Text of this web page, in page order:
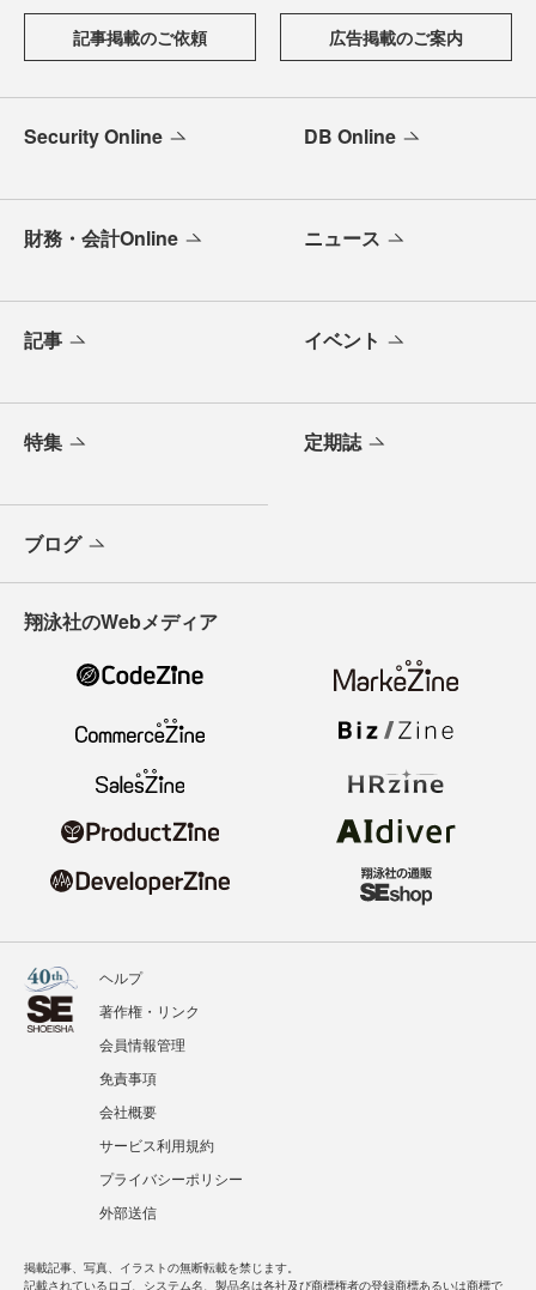
記事掲載のご依頼 広告掲載のご案内
Security Online DB Online
財務・会計Online ニュース
記事 イベント
特集 定期誌
ブログ
翔泳社のWebメディア
ヘルプ
著作権・リンク
会員情報管理
免責事項
会社概要
サービス利用規約
プライバシーポリシー
外部送信
掲載記事、写真、イラストの無断転載を禁じます。
記載されているロゴ、システム名、製品名は各社及び商標権者の登録商標あるいは商標で